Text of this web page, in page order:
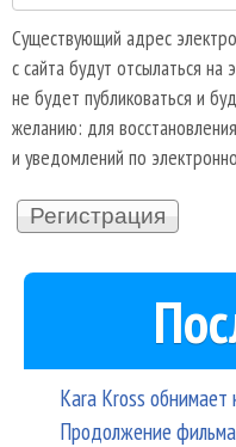
Существующий адрес
с сайта будут отсылаться
не будет публиковаться и
желанию: для
и уведомлений по
Kara Kross
Продолжение